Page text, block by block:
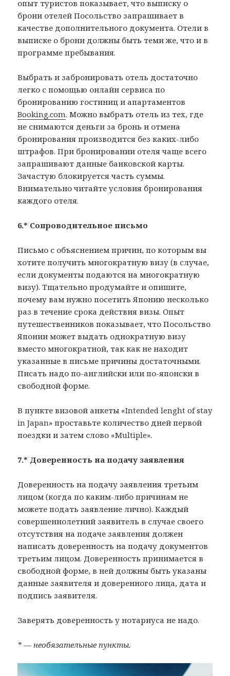
опыт туристов показывает, что выписку о
брони отелей Посольство запрашивает в
качестве дополнительного документа. Отели в
выписке о брони должны быть теми же, что и в
программе пребывания.
Выбрать и забронировать отель достаточно
легко с помощью онлайн сервиса по
бронированию гостиниц и апартаментов
Booking.com. Можно выбрать отель из тех, где
не снимаются деньги за бронь и отмена
бронирования производится без каких-либо
штрафов. При бронировании отеля чаще всего
запрашивают данные банковской карты.
Зачастую блокируется часть суммы.
Внимательно читайте условия бронирования
каждого отеля.
6.* Сопроводительное письмо
Письмо с объяснением причин, по которым вы
хотите получить многократную визу (в случае,
если документы подаются на многократную
визу). Тщательно продумайте и опишите,
почему вам нужно посетить Японию несколько
раз в течение срока действия визы. Опыт
путешественников показывает, что Посольство
Японии может выдать однократную визу
вместо многократной, так как не находит
указанные в письме причины достаточными.
Писать надо по-английски или по-японски в
свободной форме.
В пункте визовой анкеты «Intended lenght of stay
in Japan» проставьте количество дней первой
поездки и затем слово «Multiple».
7.* Доверенность на подачу заявления
Доверенность на подачу заявления третьим
лицом (когда по каким-либо причинам не
можете подать заявление лично). Каждый
совершеннолетний заявитель в случае своего
отсутствия на подаче заявления должен
написать доверенность на подачу документов
третьим лицом. Доверенность принимается в
свободной форме, в ней должны быть указаны
данные заявителя и доверенного лица, дата и
подпись заявителя.
Заверять доверенность у нотариуса не надо.
* — необязательные пункты.